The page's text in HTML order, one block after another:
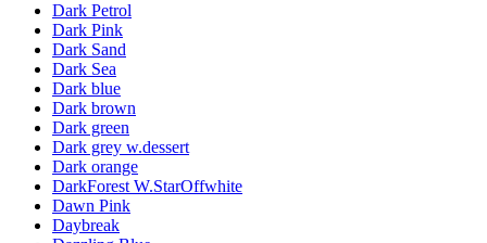
Dark Petrol
Dark Pink
Dark Sand
Dark Sea
Dark blue
Dark brown
Dark green
Dark grey w.dessert
Dark orange
DarkForest W.StarOffwhite
Dawn Pink
Daybreak